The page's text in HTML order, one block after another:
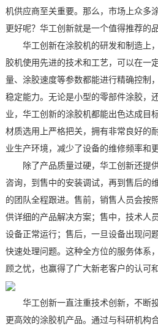
机供应商至关重要。那么，市场上众多
更好呢？华工创新就是一个值得推荐的品
华工创新在涂胶机的研发和制造上
胶机使用先进的技术和工艺，可以在一
量、涂胶速度等参数都能进行精确控制
稳定能力。无论是小型的零部件涂胶，
业，华工创新的涂胶机都能出色达成目
材质选用上严格把关，拥有非常良好的
业生产环境，减少了设备的维修频率和
除了产品质量过硬，华工创新还提
咨询，到售中的安装调试，再到售后的
的团队全程跟进。售前，销售人员会按
供详细的产品解决方案；售中，技术人
设备正常运行；售后，一旦设备出现问
快速处理问题。这种全方位的服务体系
顾之忧，也赢得了广大新老客户的认可和
华工创新一直注重技术创新，不断投
更高效的涂胶机产品。通过与科研机构